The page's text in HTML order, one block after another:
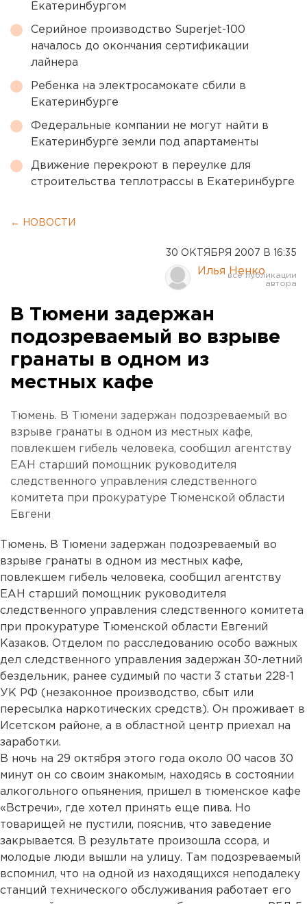
Екатеринбургом
Серийное производство Superjet-100
началось до окончания сертификации
лайнера
Ребенка на электросамокате сбили в
Екатеринбурге
Федеральные компании не могут найти в
Екатеринбурге земли под апартаменты
Движение перекроют в переулке для
строительства теплотрассы в Екатеринбурге
← НОВОСТИ
30 ОКТЯБРЯ 2007 В 16:35
Илья Ненко
В Тюмени задержан
подозреваемый во взрыве
гранаты в одном из
местных кафе
Тюмень. В Тюмени задержан подозреваемый во
взрыве гранаты в одном из местных кафе,
повлекшем гибель человека, сообщил агентству
ЕАН старший помощник руководителя
следственного управления следственного
комитета при прокуратуре Тюменской области
Евгени
Тюмень. В Тюмени задержан подозреваемый во
взрыве гранаты в одном из местных кафе,
повлекшем гибель человека, сообщил агентству
ЕАН старший помощник руководителя
следственного управления следственного комитета
при прокуратуре Тюменской области Евгений
Казаков. Отделом по расследованию особо важных
дел следственного управления задержан 30-летний
бездельник, ранее судимый по части 3 статьи 228-1
УК РФ (незаконное производство, сбыт или
пересылка наркотических средств). Он проживает в
Исетском районе, а в областной центр приехал на
заработки.
В ночь на 29 октября этого года около 00 часов 30
минут он со своим знакомым, находясь в состоянии
алкогольного опьянения, пришел в тюменское кафе
«Встречи», где хотел принять еще пива. Но
товарищей не пустили, пояснив, что заведение
закрывается. В результате произошла ссора, и
молодые люди вышли на улицу. Там подозреваемый
вспомнил, что на одной из находящихся неподалеку
станций технического обслуживания работает его